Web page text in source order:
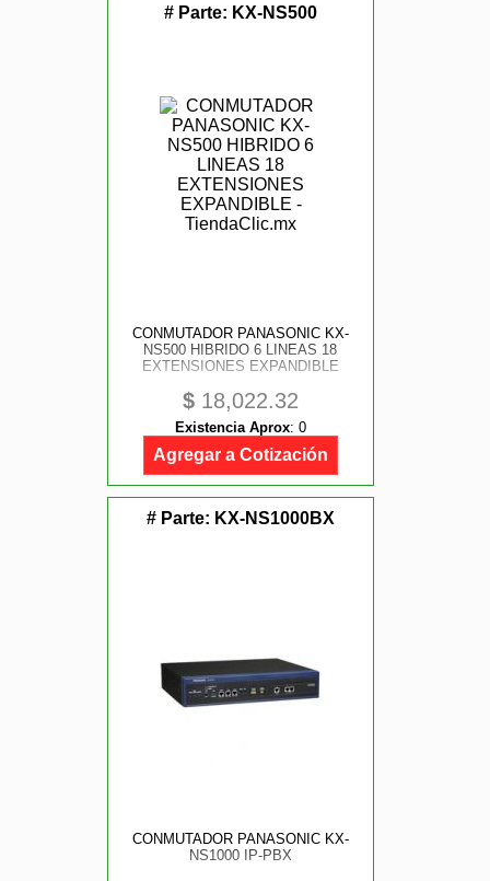
# Parte: KX-NS500
CONMUTADOR PANASONIC KX-
NS500 HIBRIDO 6 LINEAS 18
EXTENSIONES EXPANDIBLE
$ 18,022.32
Existencia Aprox: 0
Agregar a Cotización
# Parte: KX-NS1000BX
CONMUTADOR PANASONIC KX-
NS1000 IP-PBX